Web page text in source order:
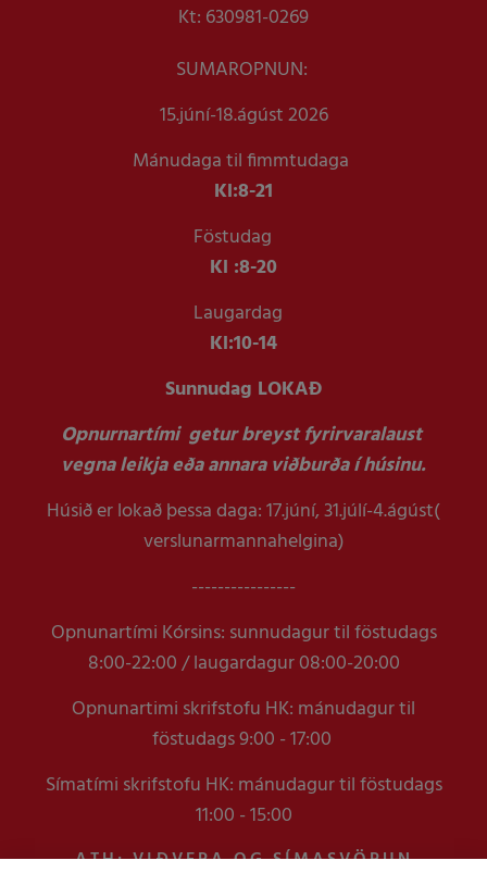
Kt: 630981-0269
SUMAROPNUN:
15.júní-18.ágúst 2026
Mánudaga til fimmtudaga
Kl:8-21
Föstudag
Kl :8-20
Laugardag
Kl:10-14
Sunnudag LOKAÐ
Opnurnartími getur breyst fyrirvaralaust
vegna leikja eða annara viðburða í húsinu.
Húsið er lokað þessa daga: 17.júní, 31.júlí-4.ágúst(
verslunarmannahelgina)
----------------
Opnunartími Kórsins: sunnudagur til föstudags
8:00-22:00 / laugardagur 08:00-20:00
Opnunartimi skrifstofu HK: mánudagur til
föstudags 9:00 - 17:00
Símatími skrifstofu HK: mánudagur til föstudags
11:00 - 15:00
ATH: VIÐVERA OG SÍMASVÖRUN